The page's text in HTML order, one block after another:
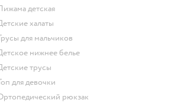
Пижама детская
Детские халаты
Трусы для мальчиков
Детское нижнее белье
Детские трусы
Топ для девочки
Ортопедический рюкзак